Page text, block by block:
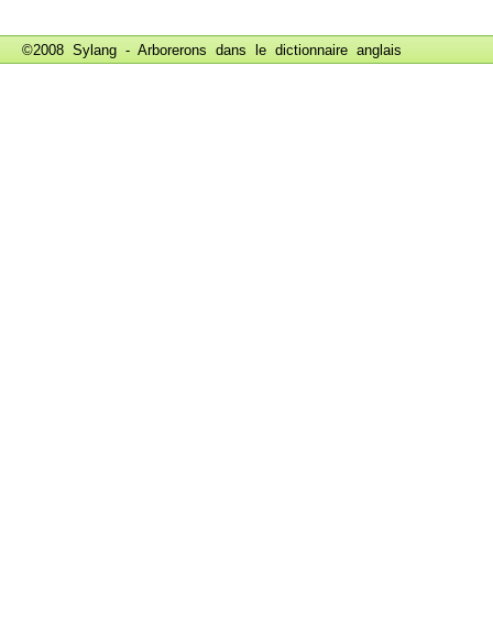
©2008 Sylang - Arborerons dans le dictionnaire anglais